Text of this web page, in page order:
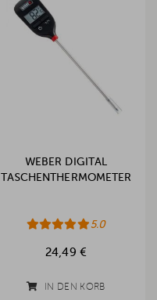
WEBER DIGITAL
TASCHENTHERMOMETER
5.0
24,49 €
IN DEN KORB